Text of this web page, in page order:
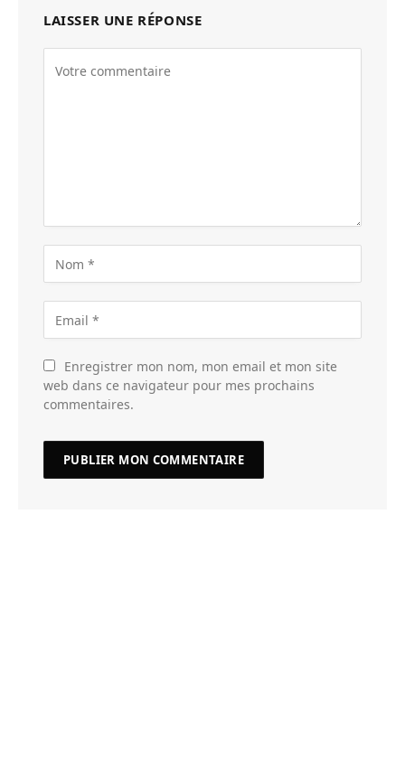
LAISSER UNE RÉPONSE
Enregistrer mon nom, mon email et mon site
web dans ce navigateur pour mes prochains
commentaires.